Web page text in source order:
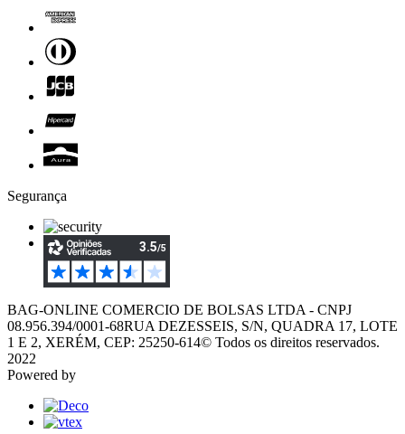
Segurança
BAG-ONLINE COMERCIO DE BOLSAS LTDA - CNPJ
08.956.394/0001-68RUA DEZESSEIS, S/N, QUADRA 17, LOTE
1 E 2, XERÉM, CEP: 25250-614© Todos os direitos reservados.
2022
Powered by